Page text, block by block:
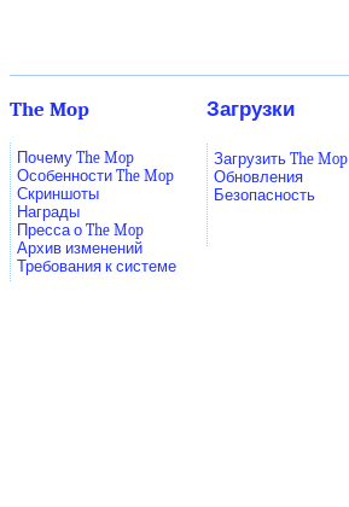
The Mop
Почему The Mop
Особенности The Mop
Скриншоты
Награды
Пресса о The Mop
Архив изменений
Требования к системе
Загрузки
Загрузить The Mop
Обновления
Безопасность